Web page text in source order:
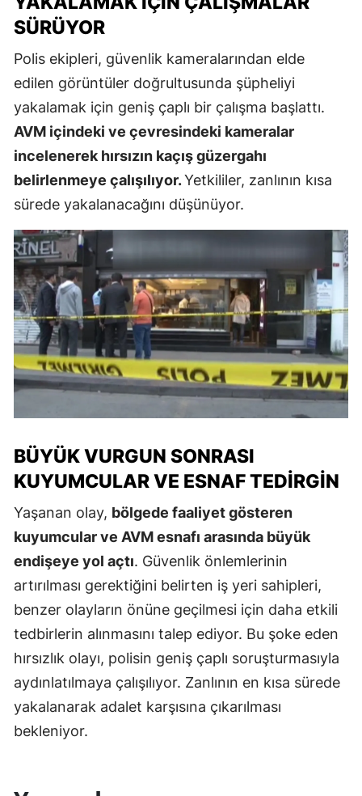
SÜRÜYOR
Polis ekipleri, güvenlik kameralarından elde
edilen görüntüler doğrultusunda şüpheliyi
yakalamak için geniş çaplı bir çalışma başlattı.
AVM içindeki ve çevresindeki kameralar
incelenerek hırsızın kaçış güzergahı
belirlenmeye çalışılıyor.Yetkililer, zanlının kısa
sürede yakalanacağını düşünüyor.
BÜYÜK VURGUN SONRASI
KUYUMCULAR VE ESNAF TEDIRGIN
Yaşanan olay, bölgede faaliyet gösteren
kuyumcular ve AVM esnafı arasında büyük
endişeye yol açtı. Güvenlik önlemlerinin
artırılması gerektiğini belirten iş yeri sahipleri,
benzer olayların önüne geçilmesi için daha etkili
tedbirlerin alınmasını talep ediyor. Bu şoke eden
hırsızlık olayı, polisin geniş çaplı soruşturmasıyla
aydınlatılmaya çalışılıyor. Zanlının en kısa sürede
yakalanarak adalet karşısına çıkarılması
bekleniyor.